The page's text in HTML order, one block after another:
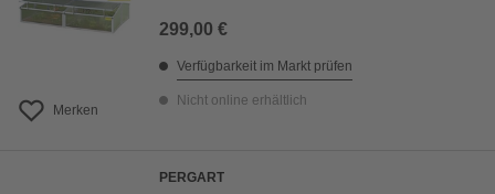
Merken
299,00 €
Verfügbarkeit im Markt prüfen
Nicht online erhältlich
PERGART